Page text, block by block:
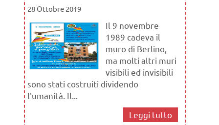
28 Ottobre 2019
Il 9 novembre
1989 cadeva il
muro di Berlino,
ma molti altri muri
visibili ed invisibili
sono stati costruiti dividendo
l'umanità. Il...
Leggi tutto
28
uno stile